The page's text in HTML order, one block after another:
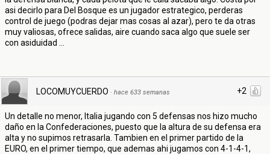
asi decirlo para Del Bosque es un jugador estrategico, perderas
control de juego (podras dejar mas cosas al azar), pero te da otras
muy valiosas, ofrece salidas, aire cuando saca algo que suele ser
con asiduidad ...
+2
LOCOMUYCUERDO · hace 633 semanas
Un detalle no menor, Italia jugando con 5 defensas nos hizo mucho
daño en la Confederaciones, puesto que la altura de su defensa era
alta y no supimos retrasarla. Tambien en el primer partido de la
EURO, en el primer tiempo, que ademas ahi jugamos con 4-1-4-1,